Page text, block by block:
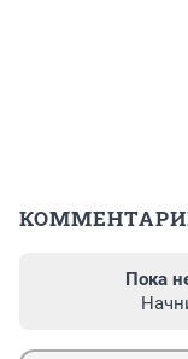
Пока